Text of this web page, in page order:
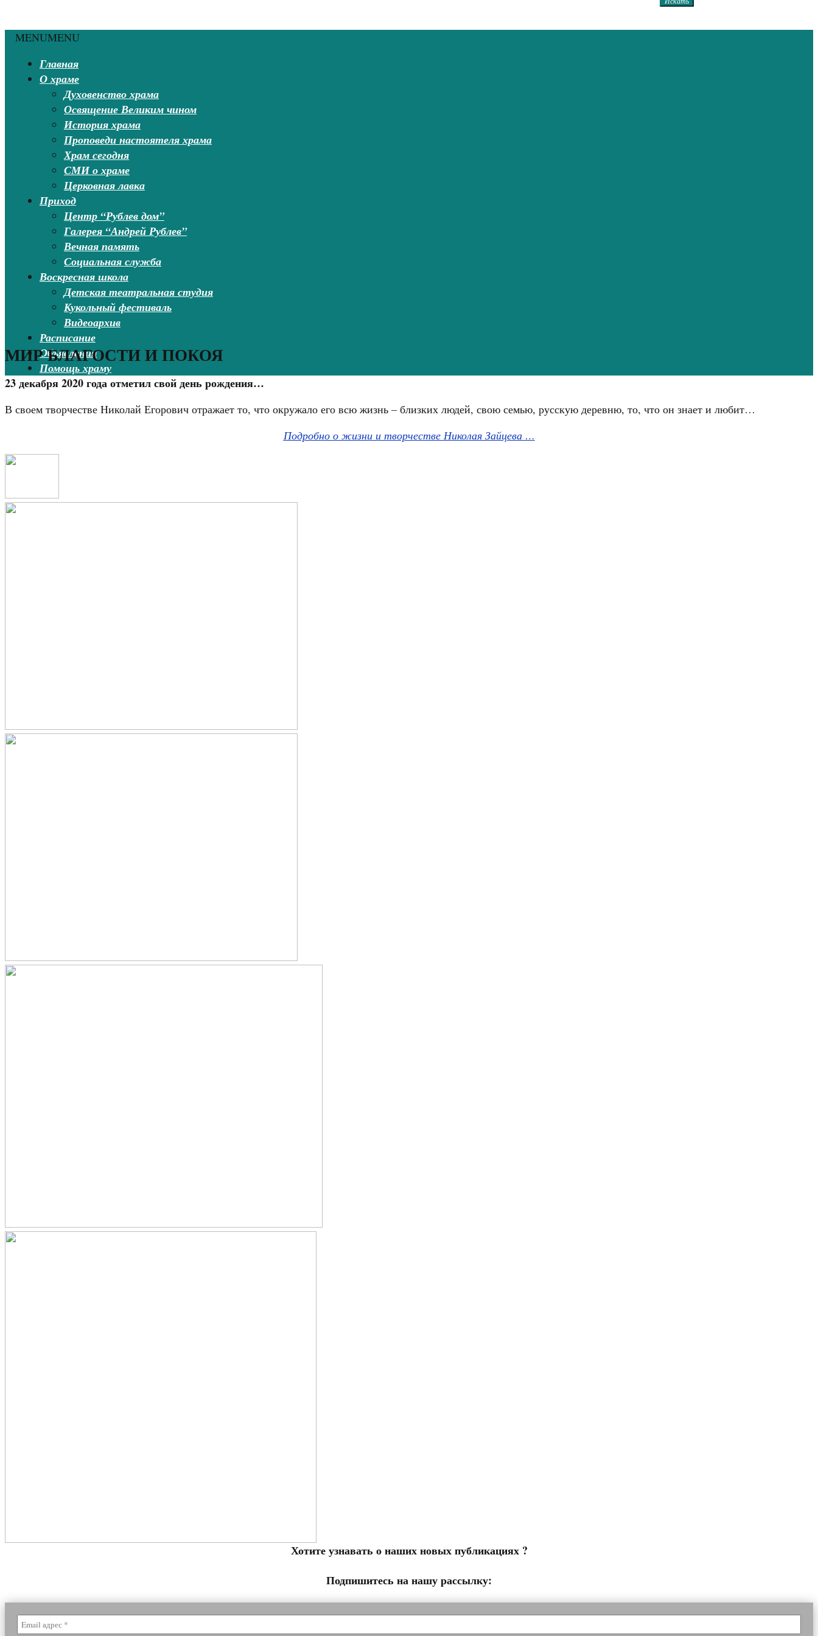
MENUMENU
Главная
О храме
Духовенство храма
Освящение Великим чином
История храма
Проповеди настоятеля храма
Храм сегодня
СМИ о храме
Церковная лавка
Приход
Центр “Рублев дом”
Галерея “Андрей Рублев”
Вечная память
Социальная служба
Воскресная школа
Детская театральная студия
Кукольный фестиваль
Видеоархив
Расписание
Объявления
Помощь храму
МИР БЛАГОСТИ И ПОКОЯ
23 декабря 2020 года отметил свой день рождения…
В своем творчестве Николай Егорович отражает то, что окружало его всю жизнь – близких людей, свою семью, русскую деревню, то, что он знает и любит…
Подробно о жизни и творчестве Николая Зайцева …
Хотите узнавать о наших новых публикациях ?
Подпишитесь на нашу рассылку: